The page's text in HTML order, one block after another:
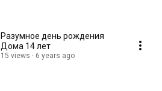
Разумное день рождения
Дома 14 лет
15 views 6 years ago